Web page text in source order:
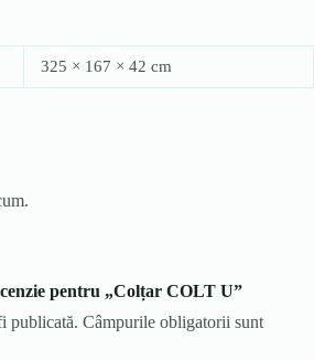
325 × 167 × 42 cm
pentru „Colțar COLT U”
publicată. Câmpurile obligatorii sunt